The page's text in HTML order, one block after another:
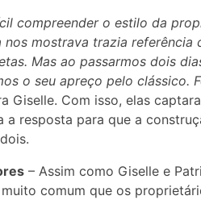
compreender o estilo da
mostrava trazia referência
Mas ao passarmos dois
o seu apreço pelo clássico.
Giselle. Com isso, elas
a resposta para que a
– Assim como Giselle e
comum que os